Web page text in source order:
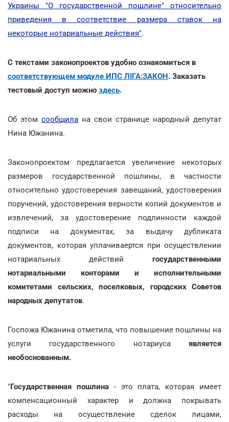
Украины "О государственной пошлине" относительно
приведения в соответствие размера ставок на
некоторые нотариальные действия".
С текстами законопроектов удобно ознакомиться в
соответствующем модуле ИПС ЛІГА:ЗАКОН. Заказать
тестовый доступ можно здесь.
Об этом сообщила на свои странице народный депутат
Нина Южанина.
Законопроектом предлагается увеличение некоторых
размеров государственной пошлины, в частности
относительно удостоверения завещаний, удостоверения
поручений, удостоверения верности копий документов и
извлечений, за удостоверение подлинности каждой
подписи на документах, за выдачу дубликата
документов, которая уплачиваертся при осуществлении
нотариальных действий государственными
нотариальными конторами и исполнительными
комитетами сельских, поселковых, городских Советов
народных депутатов.
Госпожа Южанина отметила, что повышение пошлины на
услуги государственного нотариуса является
необоснованным.
"Государственная пошлина- это плата, которая имеет
компенсационный характер и должна покрывать
расходы на осуществление сделок лицами,